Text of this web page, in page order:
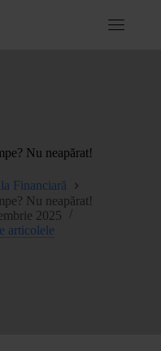
Nu neapărat!
Financiară
Nu neapărat!
2025
articolele